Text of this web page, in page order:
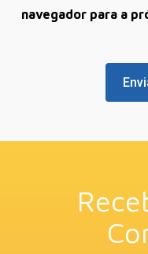
navegador para a